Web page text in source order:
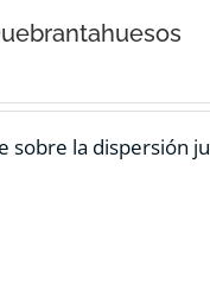
sobre la dispersión